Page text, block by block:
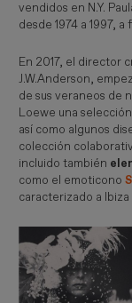
vendidos en N.Y.
desde 1974 a 1997,
En 2017, el director
J.W.Anderson,
de sus veraneos de
Loewe una
así como algunos
colección
incluido también
como el emoticono
caracterizado a